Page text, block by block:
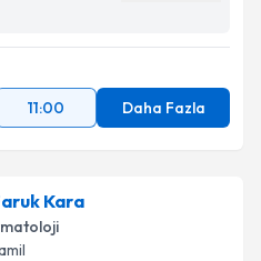
11:00 Daha Fazla
Kara